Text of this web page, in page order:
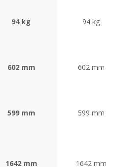
94 kg 94 kg
602 mm 602 mm
599 mm 599 mm
1642 mm 1642 mm